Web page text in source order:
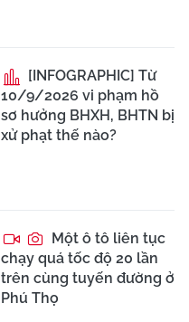
[INFOGRAPHIC] Từ
10/9/2026 vi phạm hồ
sơ hưởng BHXH, BHTN bị
xử phạt thế nào?
Một ô tô liên tục
chạy quá tốc độ 20 lần
trên cùng tuyến đường ở
Phú Thọ